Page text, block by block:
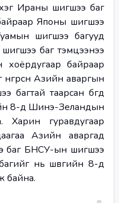
Ираны шигшээ баг
байраар Японы шигшээ
шигшээ багууд
баг тэмцээнээ
хоёрдугаар байраар
Азийн аваргын
таарсан бөгөөд
8-д Шинэ-Зеландын
гуравдугаар
Азийн аваргад
баг БНСУ-ын шигшээ
багийг нь шөвгийн 8-д
байна.